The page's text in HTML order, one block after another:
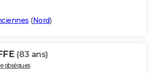
(Nord)
(83 ans)
obsèques